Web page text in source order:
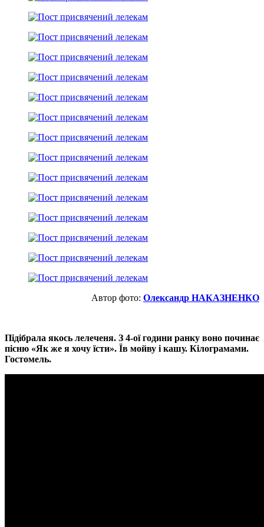
Автор фото: Олександр НАКАЗНЕНКО
Підібрала якось лелеченя. З 4-ої години ранку воно починає
пісню «Як же я хочу їсти». Їв мойву і кашу. Кілограмами.
Гостомель.